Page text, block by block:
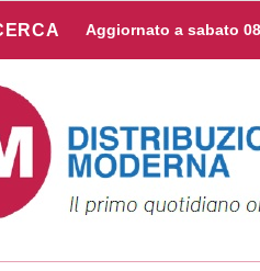
Aggiornato a sabato